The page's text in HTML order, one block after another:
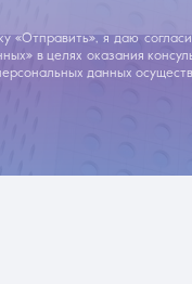
«Отправить», я даю
в целях оказания
данных